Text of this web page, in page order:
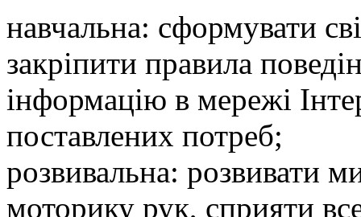
навчальна: сформувати
закріпити правила
інформацію в мережі
поставлених потреб;
розвивальна: розвивати
моторику рук, сприяти